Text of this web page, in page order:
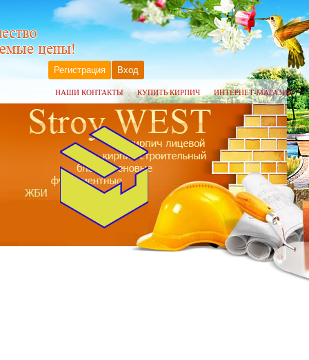
НАШИ КОНТАКТЫ КУПИТЬ КИРПИЧ ИНТЕРНЕТ-МАГАЗИН
Регистрация Вход